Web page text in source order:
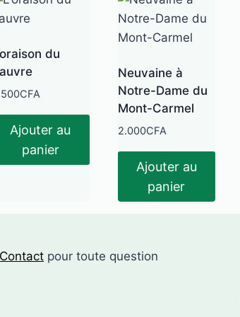
du
CFA
Ajouter au
panier
Neuvaine à
Notre-Dame du
Mont-Carmel
2.000CFA
Ajouter au
panier
Contact pour toute question